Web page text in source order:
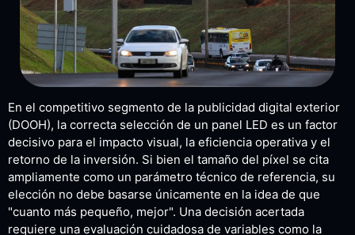
En el competitivo segmento de la publicidad digital exterior
(DOOH), la correcta selección de un panel LED es un factor
decisivo para el impacto visual, la eficiencia operativa y el
retorno de la inversión. Si bien el tamaño del píxel se cita
ampliamente como un parámetro técnico de referencia, su
elección no debe basarse únicamente en la idea de que
"cuanto más pequeño, mejor". Una decisión acertada
requiere una evaluación cuidadosa de variables como la